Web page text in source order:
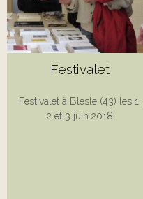
Festivalet
Festivalet à Blesle (43) les 1,
2 et 3 juin 2018